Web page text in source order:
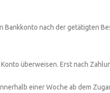
Bankkonto nach der getätigten
überweisen. Erst nach
einer Woche ab dem